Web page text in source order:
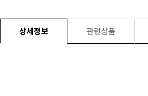
상세정보 관련상품